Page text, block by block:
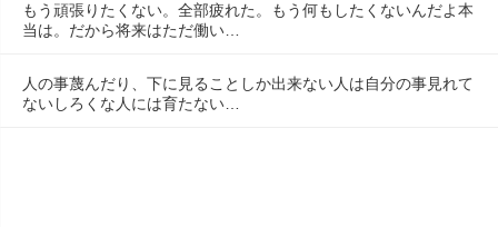
もう頑張りたくない。全部疲れた。もう何もしたくないんだよ本
当は。だから将来はただ働い…
人の事蔑んだり、下に見ることしか出来ない人は自分の事見れて
ないしろくな人には育たない…